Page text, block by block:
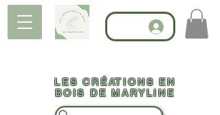
LES CRÉATIONS EN
BOIS DE MARYLINE